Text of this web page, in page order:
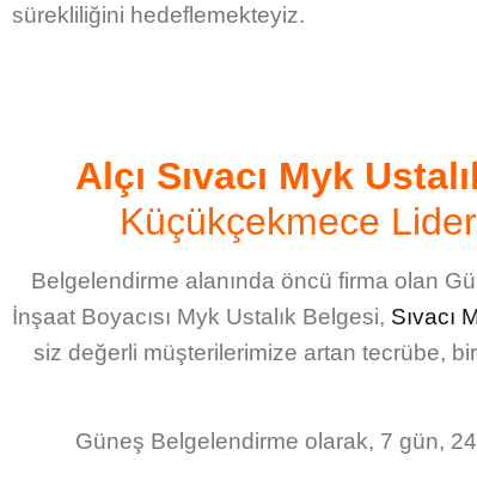
sürekliliğini hedeflemekteyiz.
Alçı Sıvacı Myk
Küçükçekmece
Belgelendirme alanında öncü firma olan
İnşaat Boyacısı Myk Ustalık Belgesi, Sıvacı
siz değerli müşterilerimize artan tecrübe,
Güneş Belgelendirme olarak, 7 gün,